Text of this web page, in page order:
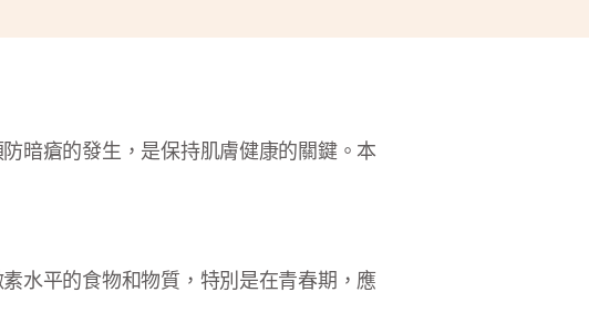
暗瘡的發生，是保持肌膚健康的關鍵。本
水平的食物和物質，特別是在青春期，應